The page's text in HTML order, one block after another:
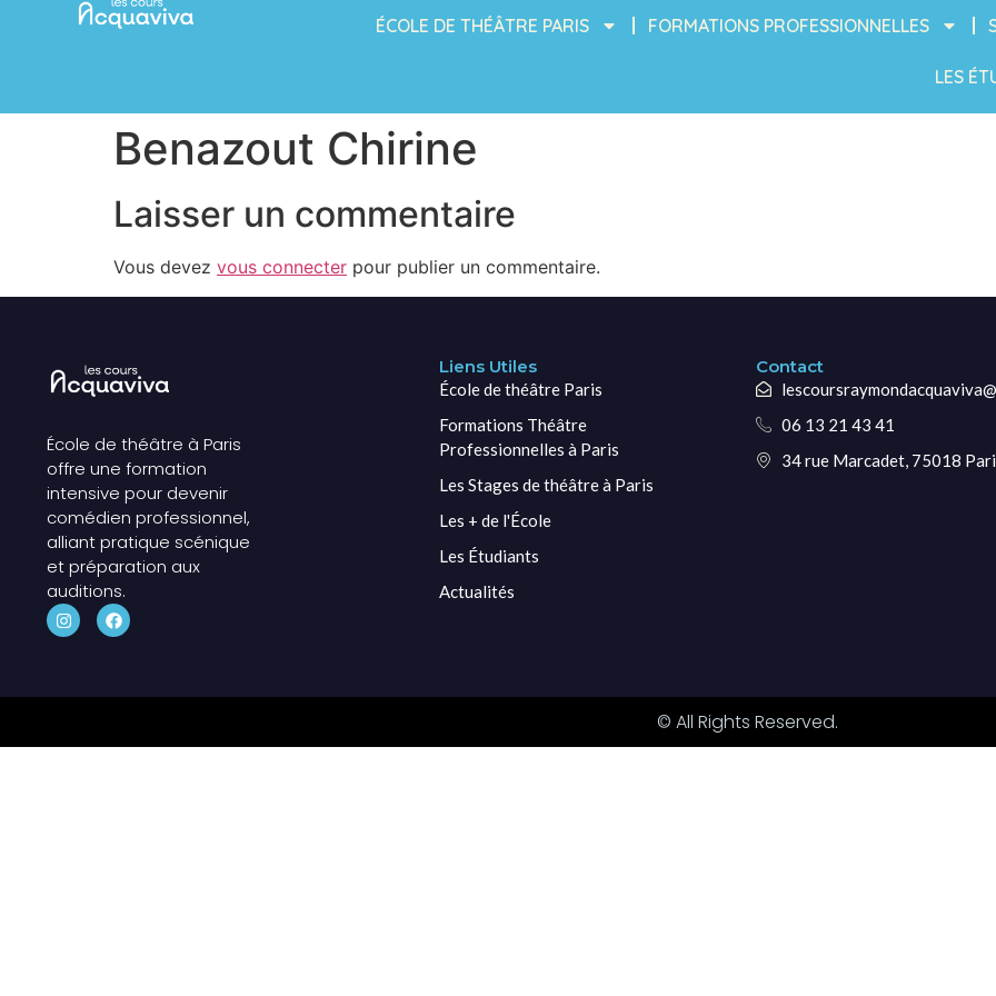
ÉCOLE DE THÉÂTRE PARIS FORMATIONS PROFESSIONNELLES
LES
Benazout Chirine
Laisser un commentaire
Vous devez vous connecter pour publier un commentaire.
École de théâtre à Paris
offre une formation
intensive pour devenir
comédien professionnel,
alliant pratique scénique
et préparation aux
auditions.
Liens Utiles
École de théâtre Paris
Formations Théâtre
Professionnelles à Paris
Les Stages de théâtre à Paris
Les + de l'École
Les Étudiants
Actualités
Contact
06 13 21 43 41
34 rue Marcadet, 75018
© All Rights Reserved.